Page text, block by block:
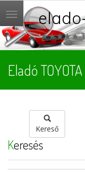
Menü
★★★★★
Eladó
Kereső
Keresés